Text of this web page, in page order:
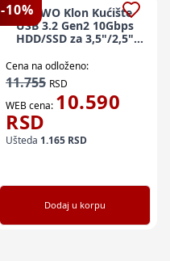
-10%
MAIWO Klon Kućište
USB 3.2 Gen2 10Gbps
HDD/SSD za 3,5"/2,5"
K3527N
Cena na odloženo:
11.755 RSD
WEB cena: 10.590
RSD
Ušteda 1.165 RSD
Dodaj u korpu